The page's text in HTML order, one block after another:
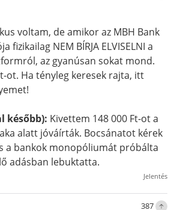
voltam, de amikor az MBH Bank
fizikailag NEM BÍRJA ELVISELNI a
az gyanúsan sokat mond.
ot. Ha tényleg keresek rajta, itt
később): Kivettem 148 000 Ft-ot a
alatt jóváírták. Bocsánatot kérek
a bankok monopóliumát próbálta
adásban lebuktatta.
Jelentés
387